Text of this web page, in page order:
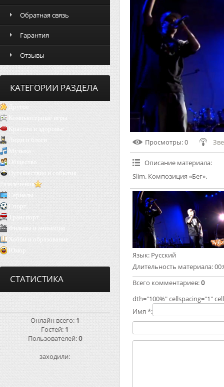
Обратная связь
Гарантия
Отзывы
КАТЕГОРИИ РАЗДЕЛА
Другое
Компьютерные игры
Красота и здоровье
Люди и блоги
Музыка
Общество
Путешествия и события
Развлечения
Сериалы
Спорт
Транспорт
Фильмы и анимация
Хобби и образование
Юмор
СТАТИСТИКА
Онлайн всего: 1
Гостей: 1
Пользователей:0
заходили:
Просмотры: 0
Описание материала:
Slim. Композиция «Бег».
Язык: Русский
Длительность материала:
Всего комментариев:0
dth="100%" cellspacing="1"
Имя *: